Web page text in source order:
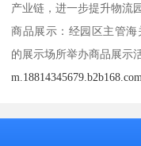
产业链，进一步提升物流
商品展示：经园区主管
的展示场所举办商品展示